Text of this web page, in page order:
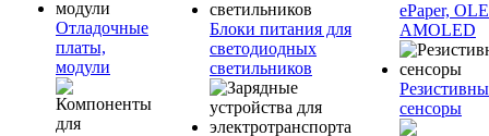
Отладочные
платы,
модули
Блоки питания для
светодиодных
светильников
ePaper,
AMOLED
сенсоры